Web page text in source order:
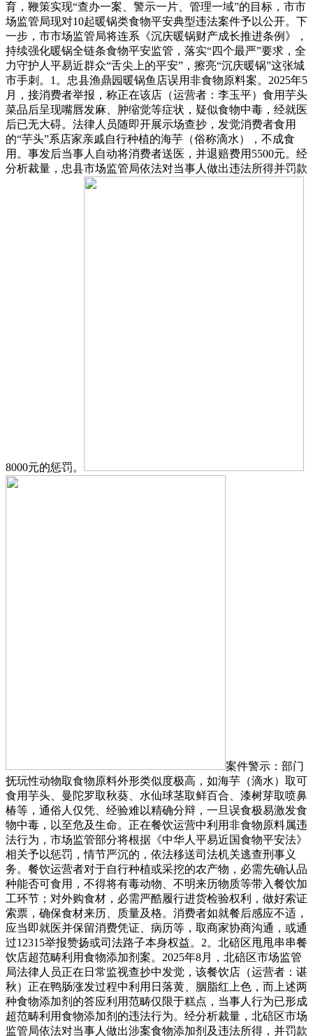
育，鞭策实现“查办一案、警示一片、管理一域”的目标，市市
场监管局现对10起暖锅类食物平安典型违法案件予以公开。下
一步，市市场监管局将连系《沉庆暖锅财产成长推进条例》，
持续强化暖锅全链条食物平安监管，落实“四个最严”要求，全
力守护人平易近群众“舌尖上的平安”，擦亮“沉庆暖锅”这张城
市手刺。1。忠县渔鼎园暖锅鱼店误用非食物原料案。2025年5
月，接消费者举报，称正在该店（运营者：李玉平）食用芋头
菜品后呈现嘴唇发麻、肿缩觉等症状，疑似食物中毒，经就医
后已无大碍。法律人员随即开展示场查抄，发觉消费者食用
的“芋头”系店家亲戚自行种植的海芋（俗称滴水），不成食
用。事发后当事人自动将消费者送医，并退赔费用5500元。经
分析裁量，忠县市场监管局依法对当事人做出违法所得并罚款
8000元的惩罚。
案件警示：部门
抚玩性动物取食物原料外形类似度极高，如海芋（滴水）取可
食用芋头、曼陀罗取秋葵、水仙球茎取鲜百合、漆树芽取喷鼻
椿等，通俗人仅凭、经验难以精确分辩，一旦误食极易激发食
物中毒，以至危及生命。正在餐饮运营中利用非食物原料属违
法行为，市场监管部分将根据《中华人平易近国食物平安法》
相关予以惩罚，情节严沉的，依法移送司法机关逃查刑事义
务。餐饮运营者对于自行种植或采挖的农产物，必需先确认品
种能否可食用，不得将有毒动物、不明来历物质等带入餐饮加
工环节；对外购食材，必需严酷履行进货检验权利，做好索证
索票，确保食材来历、质量及格。消费者如就餐后感应不适，
应当即就医并保留消费凭证、病历等，取商家协商沟通，或通
过12315举报赞扬或司法路子本身权益。2。北碚区甩甩串串餐
饮店超范畴利用食物添加剂案。2025年8月，北碚区市场监管
局法律人员正在日常监视查抄中发觉，该餐饮店（运营者：谌
秋）正在鸭肠涨发过程中利用日落黄、胭脂红上色，而上述两
种食物添加剂的答应利用范畴仅限于糕点，当事人行为已形成
超范畴利用食物添加剂的违法行为。经分析裁量，北碚区市场
监管局依法对当事人做出涉案食物添加剂及违法所得，并罚款